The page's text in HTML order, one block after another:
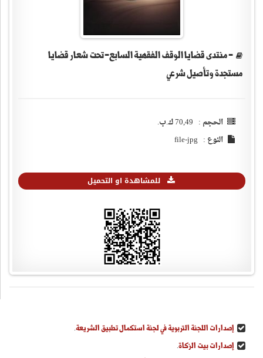
- منتدى قضايا الوقف الفقهية السابع-تحت شعار قضايا
مستجدة وتأصيل شرعي
الحجم : 70,49 ك.ب.
النوع : file-jpg
إصدارات اللجنة التربوية في لجنة استكمال تطبيق الشريعة.
إصدارات بيت الزكاة.